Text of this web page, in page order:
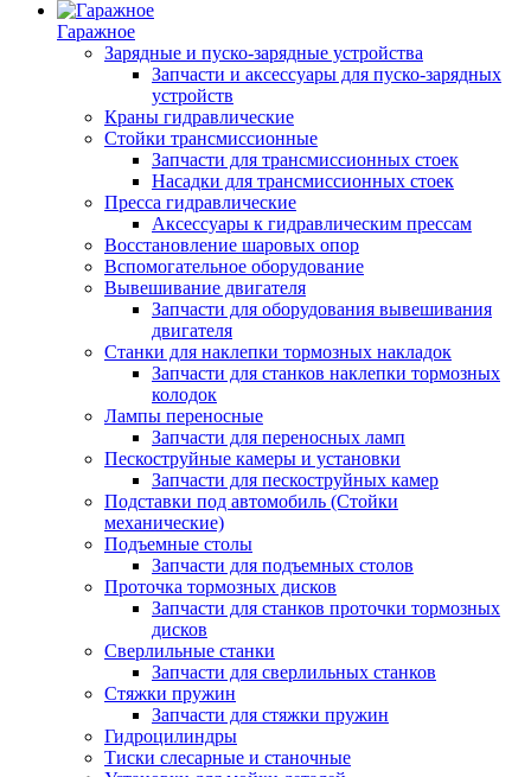
Гаражное
Зарядные и пуско-зарядные устройства
Запчасти и аксессуары для пуско-зарядных
устройств
Краны гидравлические
Стойки трансмиссионные
Запчасти для трансмиссионных стоек
Насадки для трансмиссионных стоек
Пресса гидравлические
Аксессуары к гидравлическим прессам
Восстановление шаровых опор
Вспомогательное оборудование
Вывешивание двигателя
Запчасти для оборудования вывешивания
двигателя
Станки для наклепки тормозных накладок
Запчасти для станков наклепки тормозных
колодок
Лампы переносные
Запчасти для переносных ламп
Пескоструйные камеры и установки
Запчасти для пескоструйных камер
Подставки под автомобиль (Стойки
механические)
Подъемные столы
Запчасти для подъемных столов
Проточка тормозных дисков
Запчасти для станков проточки тормозных
дисков
Сверлильные станки
Запчасти для сверлильных станков
Стяжки пружин
Запчасти для стяжки пружин
Гидроцилиндры
Тиски слесарные и станочные